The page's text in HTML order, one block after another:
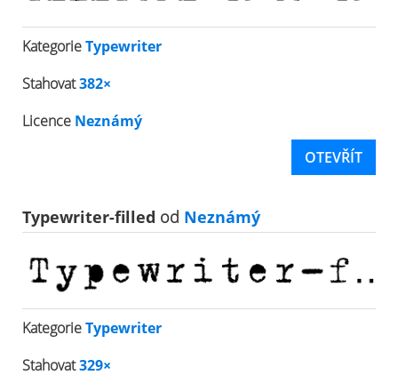
KategorieTypewriter
Stahovat382×
Licence Neznámý
OTEVŘÍT
Typewriter-filled od Neznámý
KategorieTypewriter
Stahovat329×